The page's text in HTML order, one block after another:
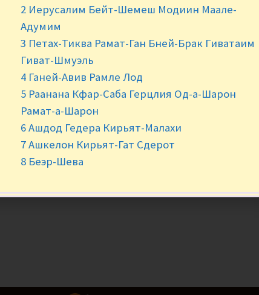
В наличии
2 Иерусалим Бейт-Шемеш Модиин Маале-
Адумим
3 Петах-Тиква Рамат-Ган Бней-Брак Гиватаим
Гиват-Шмуэль
4 Ганей-Авив Рамле Лод
5 Раанана Кфар-Саба Герцлия Од-а-Шарон
Рамат-а-Шарон
6 Ашдод Гедера Кирьят-Малахи
7 Ашкелон Кирьят-Гат Сдерот
8 Беэр-Шева